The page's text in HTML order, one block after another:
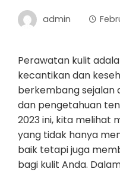
admin
Perawatan kulit
kecantikan dan
berkembang sejalan
dan pengetahuan
2023 ini, kita melihat
yang tidak hanya
baik tetapi juga
bagi kulit Anda.